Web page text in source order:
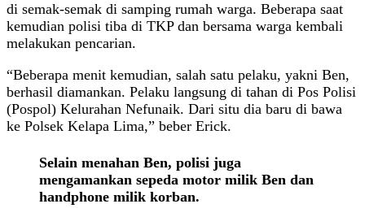
di semak-semak di samping rumah warga. Beberapa saat
kemudian polisi tiba di TKP dan bersama warga kembali
melakukan pencarian.
“Beberapa menit kemudian, salah satu pelaku, yakni Ben,
berhasil diamankan. Pelaku langsung di tahan di Pos Polisi
(Pospol) Kelurahan Nefunaik. Dari situ dia baru di bawa
ke Polsek Kelapa Lima,” beber Erick.
Selain menahan Ben, polisi juga
mengamankan sepeda motor milik Ben dan
handphone milik korban.